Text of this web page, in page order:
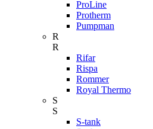
ProLine
Protherm
Pumpman
R
R
Rifar
Rispa
Rommer
Royal Thermo
S
S
S-tank